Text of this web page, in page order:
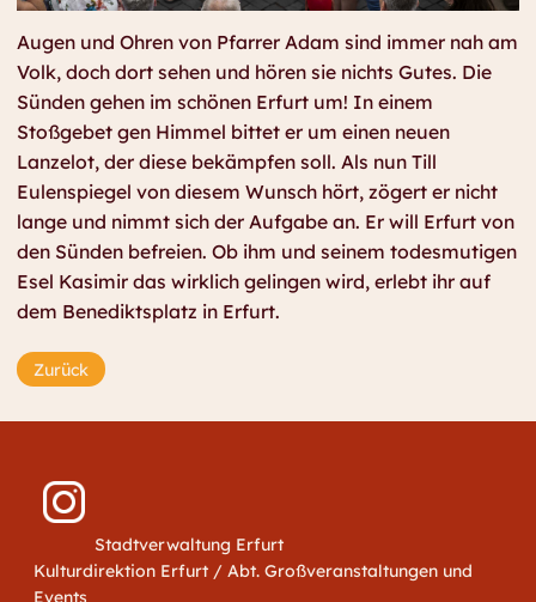
Augen und Ohren von Pfarrer Adam sind immer nah am
Volk, doch dort sehen und hören sie nichts Gutes. Die
Sünden gehen im schönen Erfurt um! In einem
Stoßgebet gen Himmel bittet er um einen neuen
Lanzelot, der diese bekämpfen soll. Als nun Till
Eulenspiegel von diesem Wunsch hört, zögert er nicht
lange und nimmt sich der Aufgabe an. Er will Erfurt von
den Sünden befreien. Ob ihm und seinem todesmutigen
Esel Kasimir das wirklich gelingen wird, erlebt ihr auf
dem Benediktsplatz in Erfurt.
Zurück
Stadtverwaltung Erfurt
Kulturdirektion Erfurt / Abt. Großveranstaltungen und
Events